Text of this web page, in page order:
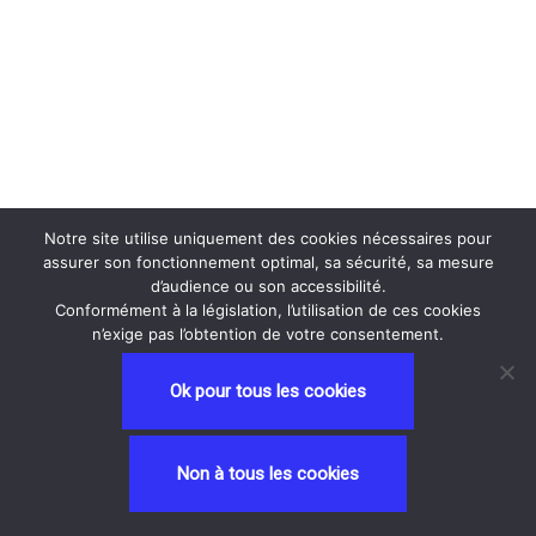
Neve| Propulsé par WordPress
Privacy and Terms contactez nous
Notre site utilise uniquement des cookies nécessaires pour
assurer son fonctionnement optimal, sa sécurité, sa mesure
d’audience ou son accessibilité.
Conformément à la législation, l’utilisation de ces cookies
n’exige pas l’obtention de votre consentement.
Ok pour tous les cookies
Non à tous les cookies